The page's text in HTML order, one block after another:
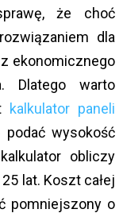
że choć
dla
ekonomicznego
Dlatego warto
kalkulator paneli
wysokość
obliczy
lat. Koszt całej
pomniejszony o